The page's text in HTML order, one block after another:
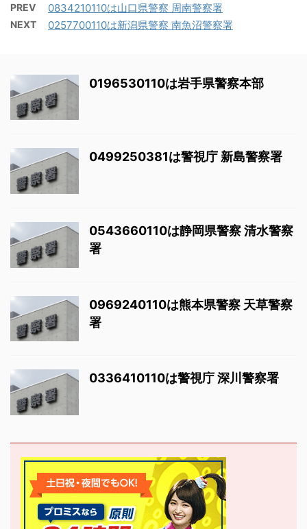
PREV 0834210110は山口県警察 周南警察署
NEXT 0257700110は新潟県警察 南魚沼警察署
0196530110は岩手県警察本部
0499250381は警視庁 新島警察署
0543660110は静岡県警察 清水警察
署
0969240110は熊本県警察 天草警察
署
0336410110は警視庁 深川警察署